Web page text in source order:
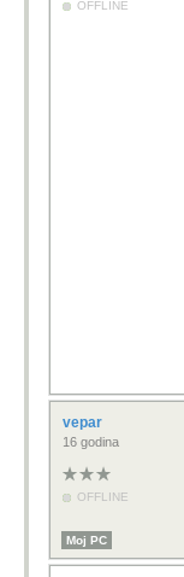
OFFLINE
vepar
16 godina
OFFLINE
Moj PC